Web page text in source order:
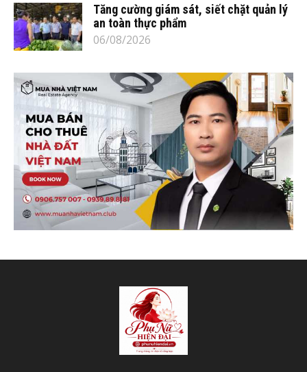
Tăng cường giám sát, siết chặt quản lý
an toàn thực phẩm
06/08/2026